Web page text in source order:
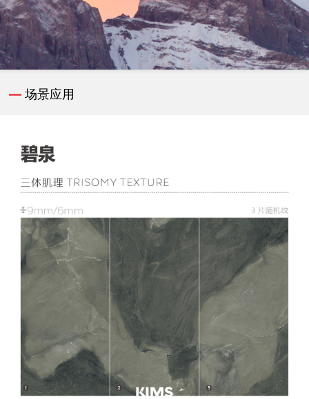
— 场景应用